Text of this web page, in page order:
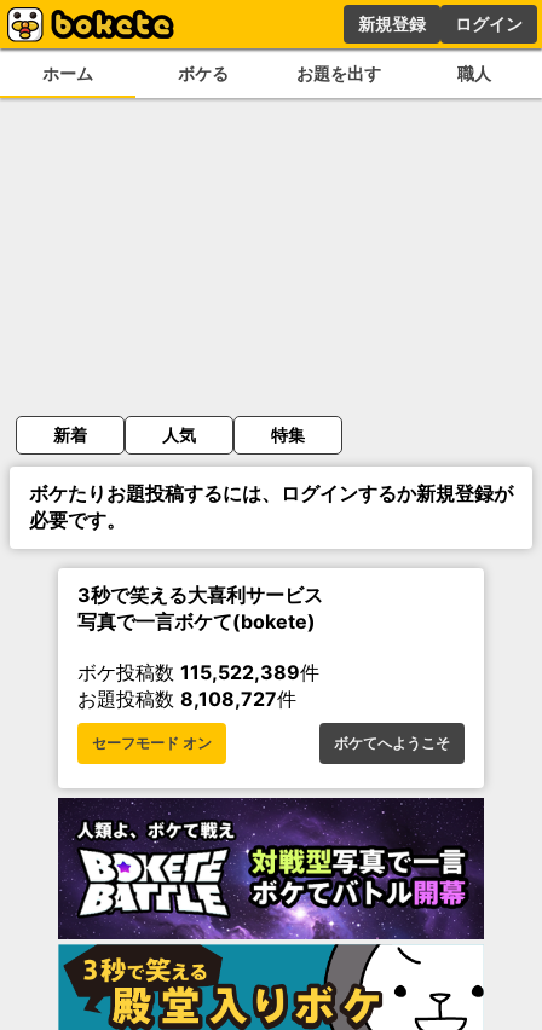
新規登録 ログイン
ホーム ボケる お題を出す 職人
新着 人気 特集
ボケたりお題投稿するには、ログインするか新規登録が
必要です。
3秒で笑える大喜利サービス
写真で一言ボケて(bokete)
ボケ投稿数 115,522,389件
お題投稿数 8,108,727件
セーフモード オン ボケてへようこそ